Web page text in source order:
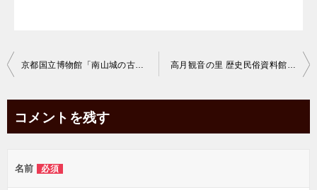
投
ビ
ー
京都国立博物館「南山城の古寺巡礼」に行きました。高月観音の里 歴史民俗資料館「戦
コメントを残す
名前 必須